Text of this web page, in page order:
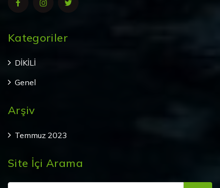
Kategoriler
DİKİLİ
Genel
Arşiv
Temmuz 2023
Site İçi Arama